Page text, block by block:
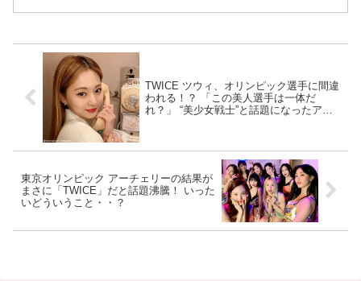
TWICE ツウィ、オリンピック選手に間違
われる！？ 「この美人選手は一体だ
れ？」 “美少女戦士”と話題になったアー
東京オリンピック アーチェリーの結果が
まさに「TWICE」だと話題沸騰！ いった
いどういうこと・・？